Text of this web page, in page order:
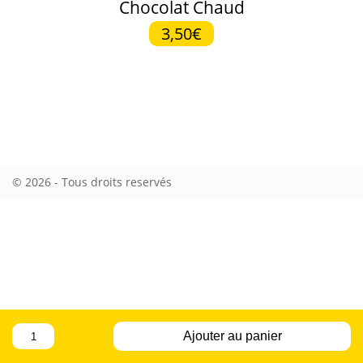
Chocolat Chaud
3,50€
quantité
de
Chocolat
Ajouter au panier
© 2026 - Tous droits reservés